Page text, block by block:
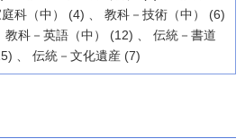
科（中） (4) 、 教科－技術（中） (6)
教科－英語（中） (12) 、 伝統－書道
、 伝統－文化遺産 (7)